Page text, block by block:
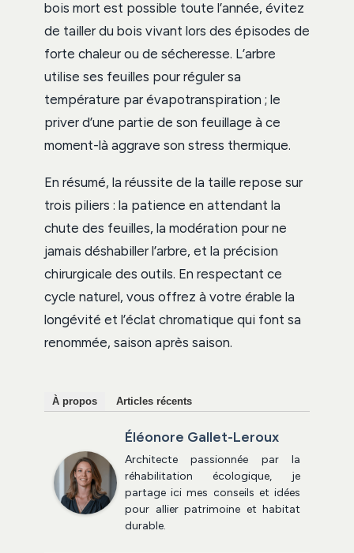
bois mort est possible toute l’année, évitez
de tailler du bois vivant lors des épisodes de
forte chaleur ou de sécheresse. L’arbre
utilise ses feuilles pour réguler sa
température par évapotranspiration ; le
priver d’une partie de son feuillage à ce
moment-là aggrave son stress thermique.
En résumé, la réussite de la taille repose sur
trois piliers : la patience en attendant la
chute des feuilles, la modération pour ne
jamais déshabiller l’arbre, et la précision
chirurgicale des outils. En respectant ce
cycle naturel, vous offrez à votre érable la
longévité et l’éclat chromatique qui font sa
renommée, saison après saison.
À propos Articles récents
Éléonore Gallet-Leroux
Architecte passionnée par la
réhabilitation écologique, je
partage ici mes conseils et idées
pour allier patrimoine et habitat
durable.